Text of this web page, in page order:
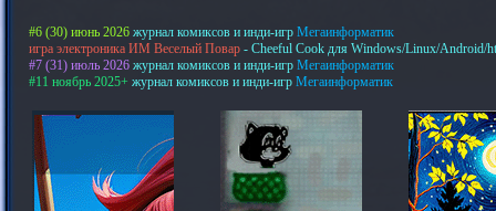
#6 (30) июнь 2026 журнал комиксов и инди-игр Мегаинформатик
игра электроника ИМ Веселый Повар - Cheeful Cook для Windows/Linux/Android/
#7 (31) июль 2026 журнал комиксов и инди-игр Мегаинформатик
#11 ноябрь 2025+ журнал комиксов и инди-игр Мегаинформатик